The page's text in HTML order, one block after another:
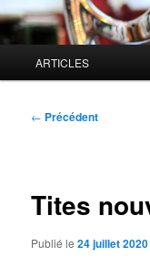
principal
ARTICLES
Navigation
← Précédent
Tites
Publié le24 juillet 2020